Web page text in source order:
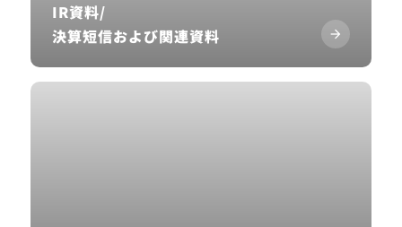
IR資料/
決算短信および関連資料